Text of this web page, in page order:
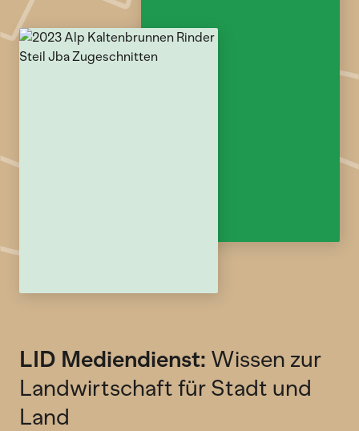
LID Mediendienst: Wissen zur
Landwirtschaft für Stadt und
Land